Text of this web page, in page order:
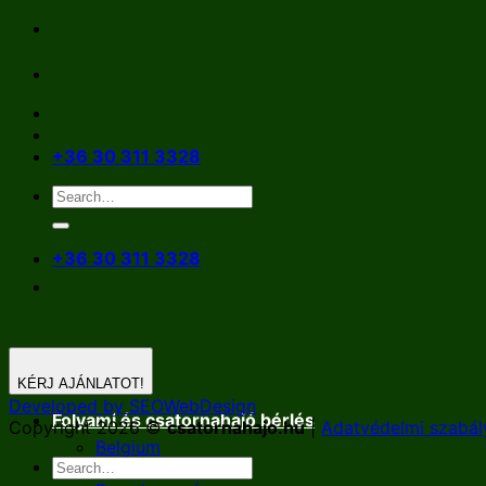
Skip
content
+36 30 311 3328
+36 30 311 3328
Folyami és csatornahajó bérlés
Belgium
Németország
KÉRJ AJÁNLATOT!
Developed by SEOWebDesign
Copyright 2026 ©csatornahajo.hu| Adatvédelmi